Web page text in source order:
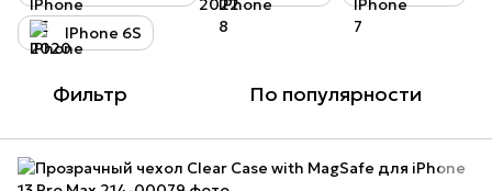
IPhone 6S
Фильтр По популярности